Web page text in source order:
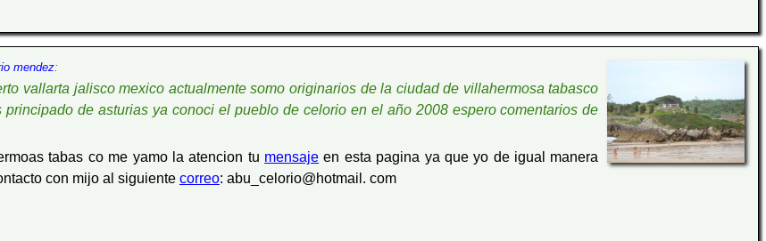
mendez:
vallarta jalisco mexico actualmente somo originarios de la ciudad de villahermosa tabasco
de asturias ya conoci el pueblo de celorio en el año 2008 espero comentarios de
tabas co me yamo la atencion tu mensaje en esta pagina ya que yo de igual manera
con mijo al siguiente correo: abu_celorio@hotmail. com